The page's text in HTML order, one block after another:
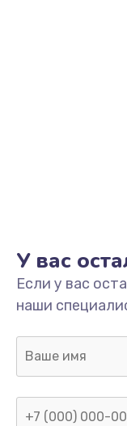
У вас
Если у вас
наши